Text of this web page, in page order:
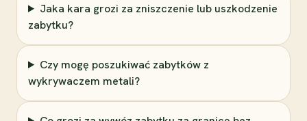
Jaka kara grozi za zniszczenie lub uszkodzenie
zabytku?
Czy mogę poszukiwać zabytków z
wykrywaczem metali?